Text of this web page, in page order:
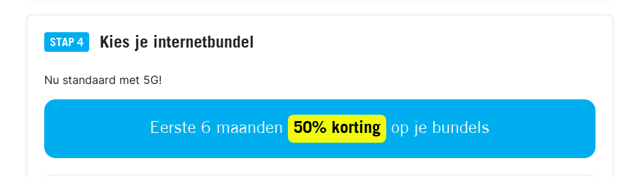
STAP 4 Kies je internetbundel
Nu standaard met 5G!
Eerste 6 maanden 50% korting op je bundels